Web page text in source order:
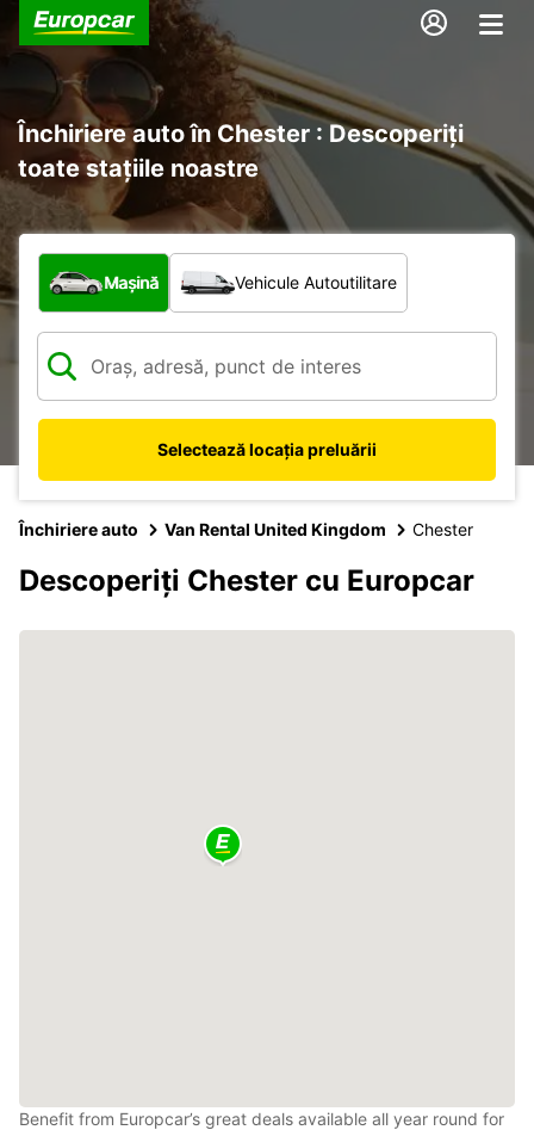
Închiriere auto în Chester : Descoperiți
toate stațiile noastre
Ce tip de vehicul?
Mașină Vehicule Autoutilitare
Selectează locația preluării
Închiriere auto Van Rental United Kingdom Chester
Descoperiți Chester cu Europcar
Benefit from Europcar’s great deals available all year round for